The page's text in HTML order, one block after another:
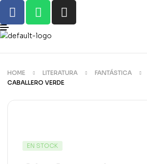
HOME LITERATURA FANTÁSTICA
CABALLERO VERDE
EN STOCK